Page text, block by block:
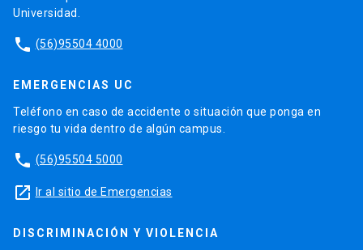
Universidad.
phone (56)95504 4000
EMERGENCIAS UC
Teléfono en caso de accidente o situación que ponga en
riesgo tu vida dentro de algún campus.
phone (56)95504 5000
launch Ir al sitio de Emergencias
DISCRIMINACIÓN Y VIOLENCIA